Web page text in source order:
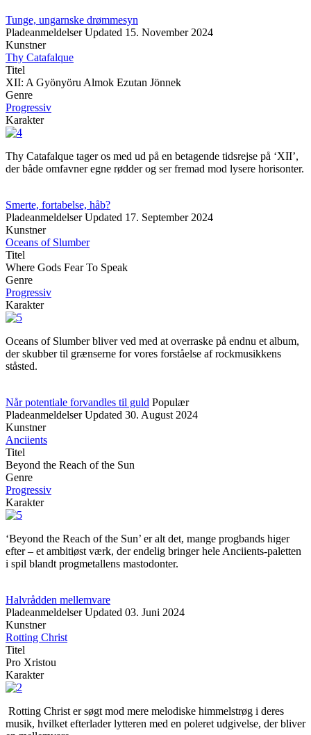
Tunge, ungarnske drømmesyn
Pladeanmeldelser Updated 15. November 2024
Kunstner
Thy Catafalque
Titel
XII: A Gyönyöru Almok Ezutan Jönnek
Genre
Progressiv
Karakter
Thy Catafalque tager os med ud på en betagende tidsrejse på ‘XII’,
der både omfavner egne rødder og ser fremad mod lysere horisonter.
Smerte, fortabelse, håb?
Pladeanmeldelser Updated 17. September 2024
Kunstner
Oceans of Slumber
Titel
Where Gods Fear To Speak
Genre
Progressiv
Karakter
Oceans of Slumber bliver ved med at overraske på endnu et album,
der skubber til grænserne for vores forståelse af rockmusikkens
ståsted.
Når potentiale forvandles til guld Populær
Pladeanmeldelser Updated 30. August 2024
Kunstner
Anciients
Titel
Beyond the Reach of the Sun
Genre
Progressiv
Karakter
‘Beyond the Reach of the Sun’ er alt det, mange progbands higer
efter – et ambitiøst værk, der endelig bringer hele Anciients-paletten
i spil blandt progmetallens mastodonter.
Halvrådden mellemvare
Pladeanmeldelser Updated 03. Juni 2024
Kunstner
Rotting Christ
Titel
Pro Xristou
Karakter
Rotting Christ er søgt mod mere melodiske himmelstrøg i deres
musik, hvilket efterlader lytteren med en poleret udgivelse, der bliver